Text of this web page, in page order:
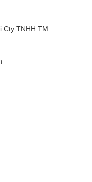
Cty TNHH TM